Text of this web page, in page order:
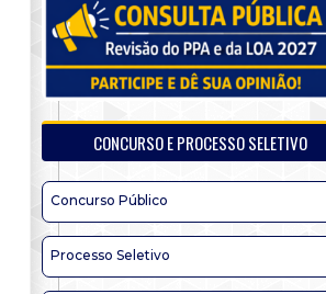
CONCURSO E PROCESSO SELETIVO
Concurso Público
Processo Seletivo